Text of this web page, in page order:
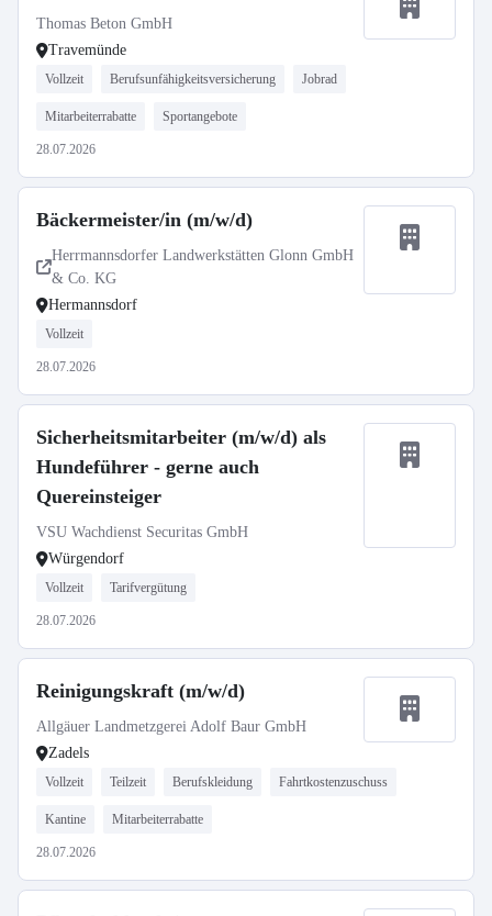
Thomas Beton GmbH
Travemünde
Vollzeit Berufsunfähigkeitsversicherung Jobrad
Mitarbeiterrabatte Sportangebote
28.07.2026
Bäckermeister/in (m/w/d)
Herrmannsdorfer Landwerkstätten Glonn GmbH
& Co. KG
Hermannsdorf
Vollzeit
28.07.2026
Sicherheitsmitarbeiter (m/w/d) als
Hundeführer - gerne auch
Quereinsteiger
VSU Wachdienst Securitas GmbH
Würgendorf
Vollzeit Tarifvergütung
28.07.2026
Reinigungskraft (m/w/d)
Allgäuer Landmetzgerei Adolf Baur GmbH
Zadels
Vollzeit Teilzeit Berufskleidung Fahrtkostenzuschuss
Kantine Mitarbeiterrabatte
28.07.2026